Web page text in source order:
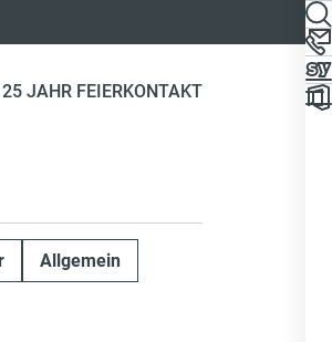
JAHR FEIERKONTAKT
Allgemein